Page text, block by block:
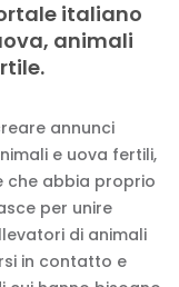
italiano
animali
annunci
e uova fertili,
che abbia proprio
per unire
di animali
in contatto e